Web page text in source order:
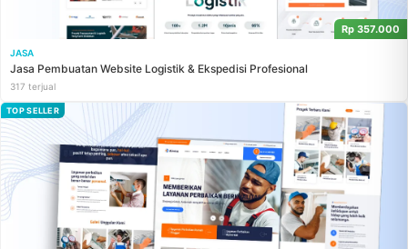
Rp 357.000
JASA
Jasa Pembuatan Website Logistik & Ekspedisi Profesional
317 terjual
TOP SELLER